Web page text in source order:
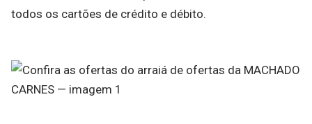
todos os cartões de crédito e débito.